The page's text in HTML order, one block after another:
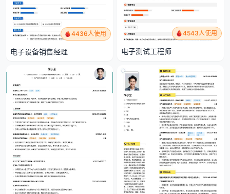
4436人使用
电子设备销售经理
4543人使用
电子测试工程师